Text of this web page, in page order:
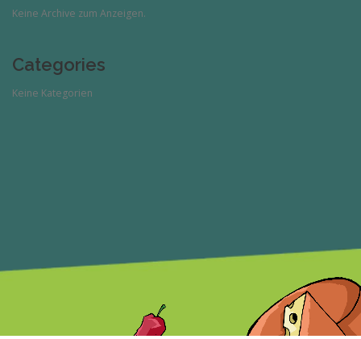
Keine Archive zum Anzeigen.
Categories
Keine Kategorien